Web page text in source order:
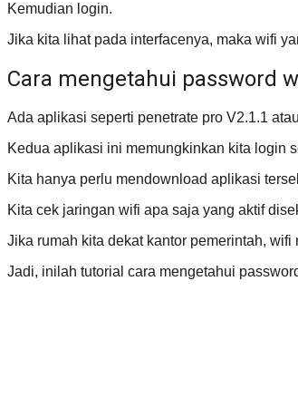
Kemudian login.
Jika kita lihat pada interfacenya, maka wifi
Cara mengetahui password
Ada aplikasi seperti penetrate pro V2.1.1
Kedua aplikasi ini memungkinkan kita login
Kita hanya perlu mendownload aplikasi
Kita cek jaringan wifi apa saja yang aktif
Jika rumah kita dekat kantor pemerintah,
Jadi, inilah tutorial cara mengetahui